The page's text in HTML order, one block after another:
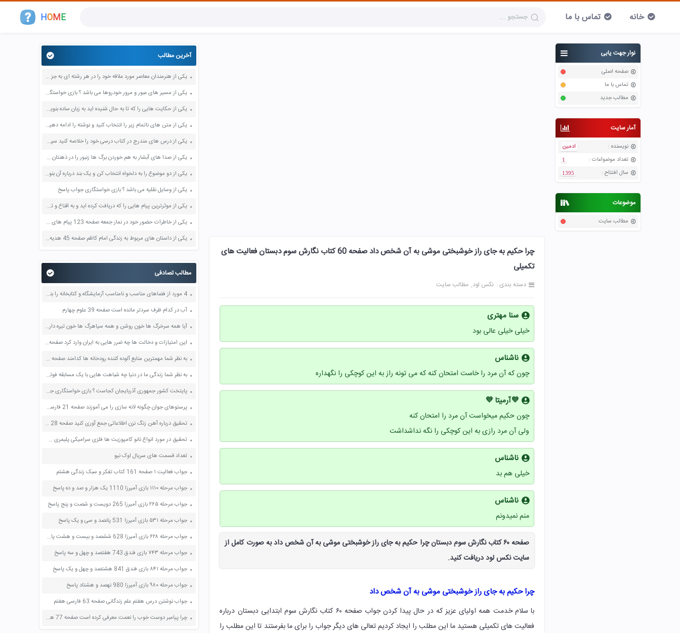
HOME خانه تماس با ما
نوار جهت یابی
صفحه اصلی
تماس با ما
مطالب جدید
آمار سایت
نویسنده :
ادمین
تعداد موضواعات :
1
سال افتتاح :
1395
موضوعات
مطالب سایت
چرا حکیم به جای راز خوشبختی موشی به آن شخص داد صفحه 60 کتاب نگارش سوم دبستان فعالیت های
تکمیلی
دسته بندی : نکس لود مطالب سایت
سنا مهتری
خیلی خیلی عالی بود
ناشناس
چون که آن مرد را خاست امتحان کنه که می تونه راز به این کوچکی را نگهداره
💜آرمیتا 💜
چون حکیم میخواست آن مرد را امتحان کنه
ولی آن مرد رازی به این کوچکی را نگه نداشداشت
ناشناس
خیلی هم بد
ناشناس
منم نمیدونم
صفحه ۶۰ کتاب نگارش سوم دبستان چرا حکیم به جای راز خوشبختی موشی به آن شخص داد به صورت کامل از
سایت نکس لود دریافت کنید.
چرا حکیم به جای راز خوشبختی موشی به آن شخص داد
با سلام خدمت همه اولیای عزیز که در حال پیدا کردن جواب صفحه ۶۰ کتاب نگارش سوم ابتدایی دبستان درباره
فعالیت های تکمیلی هستید ما این مطلب را ایجاد کردیم تعالی های دیگر جواب را برای ما بفرستند تا این مطلب را
آخرین مطالب
یکی از هنرمندان معاصر مورد علاقه خود را در هر رشته ای به جز عکاسی صفحه 69 فرهنگ و هنر نهم
یکی از مسیر های عبور و مرور خودروها می باشد ؟ بازی خواستگاری جواب پاسخ
یکی از حکایت هایی را که تا به حال شنیده اید به زبان ساده بنویسید صفحه 97 نگارش ششم دبستان
یکی از متن های ناتمام زیر را انتخاب کنید و نوشته را ادامه دهید صفحه 73 و 74 کتاب نگارش فارسی پنجم دبستان
یکی از درس های مندرج در کتاب درسی خود را خلاصه کنید سپس متن خلاصه شده را با بهره گیری از روش های دسته بندی نمودار جدول نقشه مفهومی نشان دهید صفحه 118 نگارش یازدهم
یکی از صدا های آبشار به هم خوردن برگ ها زنبور را در ذهنتان مجسم کنید و درباره آن یک بند بنویسید صفحه 11 نگارش پنجم
یکی از دو موضوع را به دلخواه انتخاب کن و یک بند درباره آن بنویس صفحه 35 کتاب نگارش فارسی سوم
یکی از وسایل نقلیه می باشد ؟ بازی خواستگاری جواب پاسخ
یکی از موثرترین پیام هایی را که دریافت کرده اید و به اقناع و تغییری جدی در شما منجر شده است برسی کنید و علت این تاثیر گذاری قابل توجه را بنویسید صفحه 52 تفکر و سواد رسانه ای دهم
یکی از خاطرات حضور خود در نماز جمعه صفحه 123 پیام های آسمان هفتم
یکی از داستان های مربوط به زندگی امام کاظم صفحه 45 هدیه های آسمان چهارم
مطالب تصادفی
4 مورد از فضاهای مناسب و نامناسب آزمایشگاه و کتابخانه را بنویسید صفحه 106 آمادگی دفاعی نهم
آب در کدام ظرف سردتر مانده است صفحه 39 علوم چهارم
آیا همه سرخرگ ها خون روشن و همه سیاهرگ ها خون تیره دارند؟ صفحه 120 علوم هفتم
این امتیازات و دخالت ها چه ضرر هایی به ایران وارد کرد صفحه 109 مطالعات اجتماعی ششم
به نظر شما مهمترین منابع آلوده کننده رودخانه ها کدامند صفحه 51 علوم هفتم
به نظر شما زندگی ما در دنیا چه شباهت هایی با یک مسابقه فوتبال دارد تفاوت های این دو در چیست صفحه 83 پیام های آسمان هشتم
پایتخت کشور جمهوری آذربایجان کجاست ؟ بازی خواستگاری جواب پاسخ
پرستوهای جوان چگونه لانه سازی را می آموزند صفحه 21 فارسی چهارم
تحقیق درباره آهن زنگ نزن اطلاعاتی جمع آوری کنید صفحه 28 علوم ششم
تحقیق در مورد انواع نانو کامپوزیت ها فلزی سرامیکی پلیمری صفحه 78 کاربرد فناوری های نوین یازدهم
تعداد قسمت های سریال اوک نیو
جواب فعالیت ۱ صفحه 161 کتاب تفکر و سبک زندگی هشتم
جواب مرحله ۱۱۱۰ بازی آمیرزا 1110 یک هزار و صد و ده پاسخ
جواب مرحله ۲۶۵ بازی آمیرزا 265 دویست و شصت و پنج پاسخ
جواب مرحله ۵۳۱ بازی آمیرزا 531 پانصد و سی و یک پاسخ
جواب مرحله ۶۲۸ بازی آمیرزا 628 ششصد و بیست و هشت پاسخ
جواب مرحله ۷۴۳ بازی فندق 743 هفتصد و چهل و سه پاسخ
جواب مرحله ۸۴۱ بازی فندق 841 هشتصد و چهل و یک پاسخ
جواب مرحله ۹۸۰ بازی آمیرزا 980 نهصد و هشتاد پاسخ
جواب نوشتن درس هفتم علم زندگانی صفحه 63 فارسی هفتم
چرا پیامبر دوست خوب را نعمت معرفی کرده است صفحه 77 هدیه های آسمان چهارم